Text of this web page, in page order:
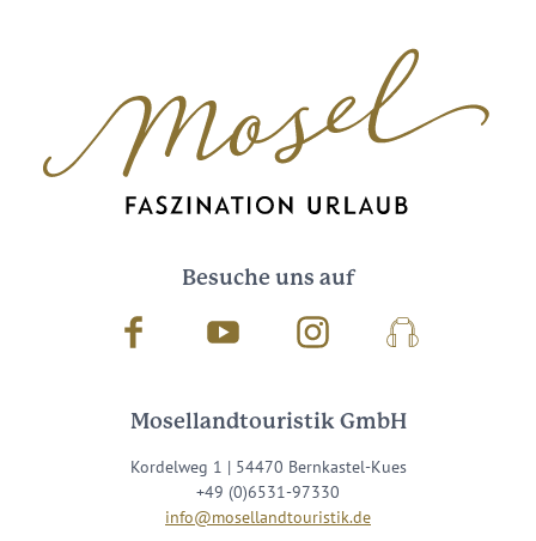
Besuche uns auf
Facebook Youtube InstagramPodcast
Mosellandtouristik GmbH
Kordelweg 1 | 54470 Bernkastel-Kues
+49 (0)6531-97330
info@mosellandtouristik.de